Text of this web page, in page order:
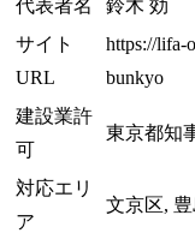
代表者名
鈴木 効
サイト
URL
https://lifa-
bunkyo
建設業許
可
東京都知
対応エリ
ア
文京区,